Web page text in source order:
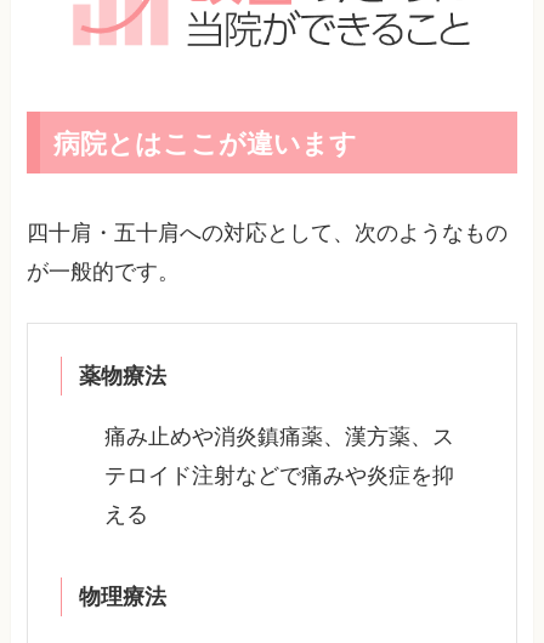
病院とはここが違います
四十肩・五十肩への対応として、次のようなもの
が一般的です。
薬物療法
痛み止めや消炎鎮痛薬、漢方薬、ス
テロイド注射などで痛みや炎症を抑
える
物理療法